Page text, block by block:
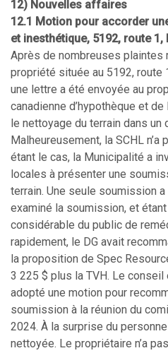
12) Nouvelles affaires
12.1 Motion pour accorder
et inesthétique, 5192, route
Après de nombreuses plaintes
propriété située au 5192, route
une lettre a été envoyée au
canadienne d’hypothèque et
le nettoyage du terrain dans un
Malheureusement, la SCHL n’a
étant le cas, la Municipalité a
locales à présenter une
terrain. Une seule soumission
examiné la soumission, et étant
considérable du public de
rapidement, le DG avait
la proposition de Spec
3 225 $ plus la TVH. Le conseil
adopté une motion pour
soumission à la réunion du
2024. À la surprise du
nettoyée. Le propriétaire n’a